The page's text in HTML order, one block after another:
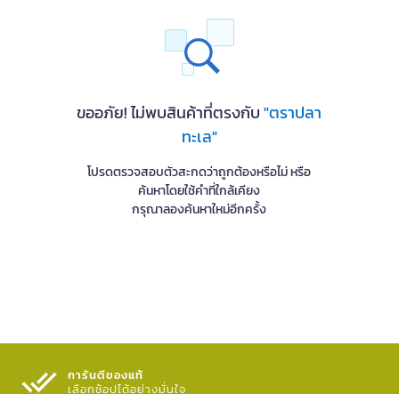
ขออภัย! ไม่พบสินค้าที่ตรงกับ"ตราปลา
ทะเล"
โปรดตรวจสอบตัวสะกดว่าถูกต้องหรือไม่ หรือ
ค้นหาโดยใช้คำที่ใกล้เคียง
กรุณาลองค้นหาใหม่อีกครั้ง
การันตีของแท้
เลือกช้อปได้อย่างมั่นใจ​